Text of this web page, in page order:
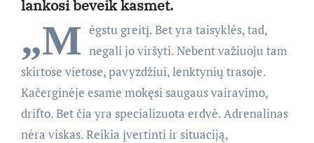
lankosi beveik kasmet.
„M ėgstu greitį. Bet yra taisyklės, tad,
negali jo viršyti. Nebent važiuoju tam
skirtose vietose, pavyzdžiui, lenktynių trasoje.
Kačerginėje esame mokęsi saugaus vairavimo,
drifto. Bet čia yra specializuota erdvė. Adrenalinas
nėra viskas. Reikia įvertinti ir situaciją,